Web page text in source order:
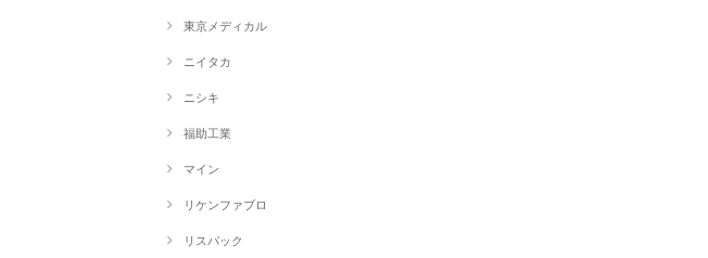
東京メディカル
ニイタカ
ニシキ
福助工業
マイン
リケンファブロ
リスパック